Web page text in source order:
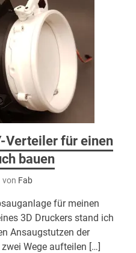
Verteiler für einen
bauen
von Fab
für meinen
3D Druckers stand ich
Ansaugstutzen der
Wege aufteilen […]